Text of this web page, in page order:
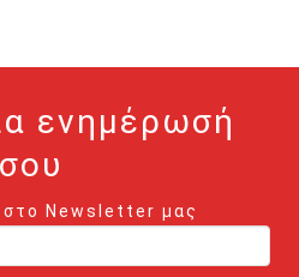
ενημέρωσή
σου
στο Newsletter μας